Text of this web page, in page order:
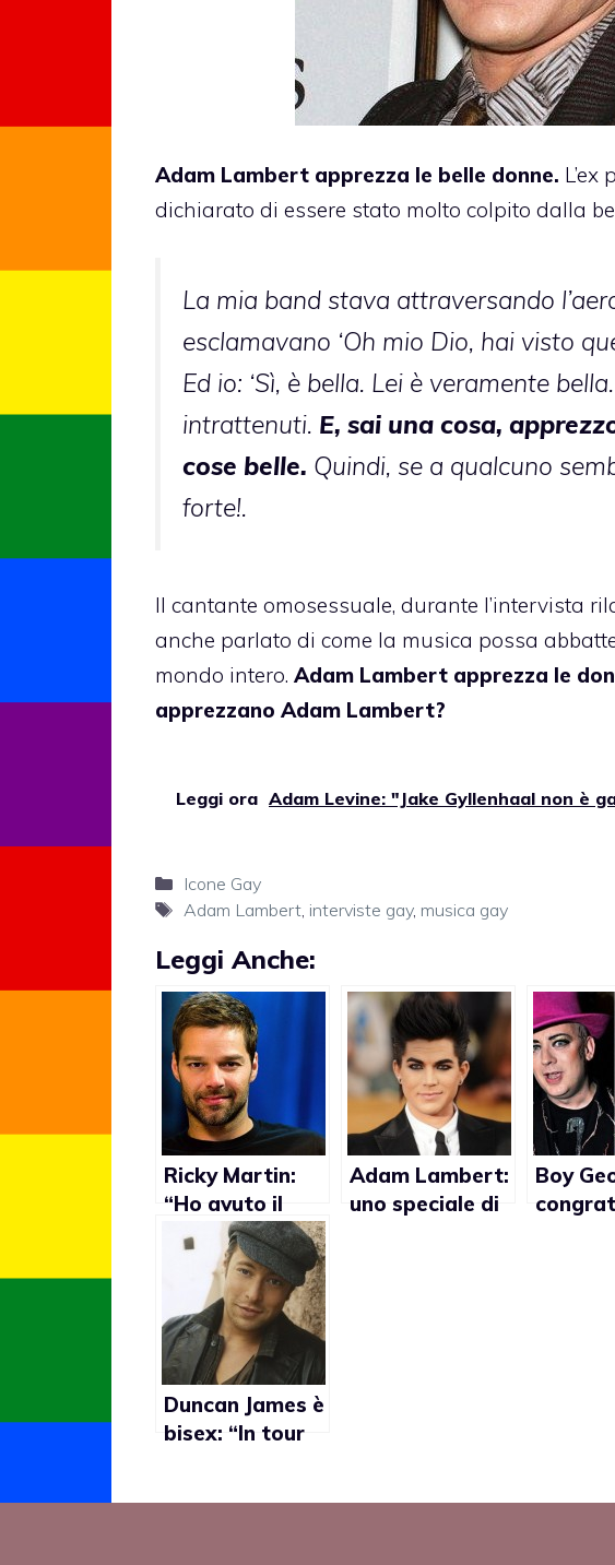
Adam Lambert apprezza le belle donne.
dichiarato di essere stato molto colpito dalla
La mia band stava attraversando
esclamavano ‘Oh mio Dio, hai visto
Ed io: ‘Sì, è bella. Lei è veramente
intrattenuti. E, sai una cosa,
cose belle. Quindi, se a qualcuno
forte!.
Il cantante omosessuale, durante l’intervista
anche parlato di come la musica possa
mondo intero. Adam Lambert apprezza le
apprezzano Adam Lambert?
Leggi ora Adam Levine: "Jake Gyllenhaal non è
Categorie
Icone Gay
Tag
Adam Lambert, interviste gay, musica gay
Leggi Anche:
Ricky Martin:
“Ho avuto il
caraggio di
cambiare la mia
vita con il
coming out”
Adam Lambert:
uno speciale di
Boy
Duncan James è
bisex: “In tour